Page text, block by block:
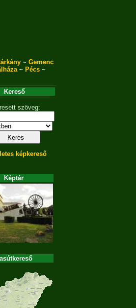
~ Gemenc
~ Pécs~
Kereső
szöveg:
képkereső
Képtár